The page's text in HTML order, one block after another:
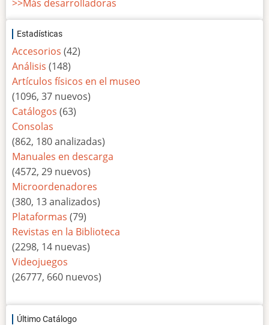
>>Más desarrolladoras
Estadísticas
Accesorios (42)
Análisis (148)
Artículos físicos en el museo
(1096, 37 nuevos)
Catálogos (63)
Consolas
(862, 180 analizadas)
Manuales en descarga
(4572, 29 nuevos)
Microordenadores
(380, 13 analizados)
Plataformas (79)
Revistas en la Biblioteca
(2298, 14 nuevas)
Videojuegos
(26777, 660 nuevos)
Último Catálogo